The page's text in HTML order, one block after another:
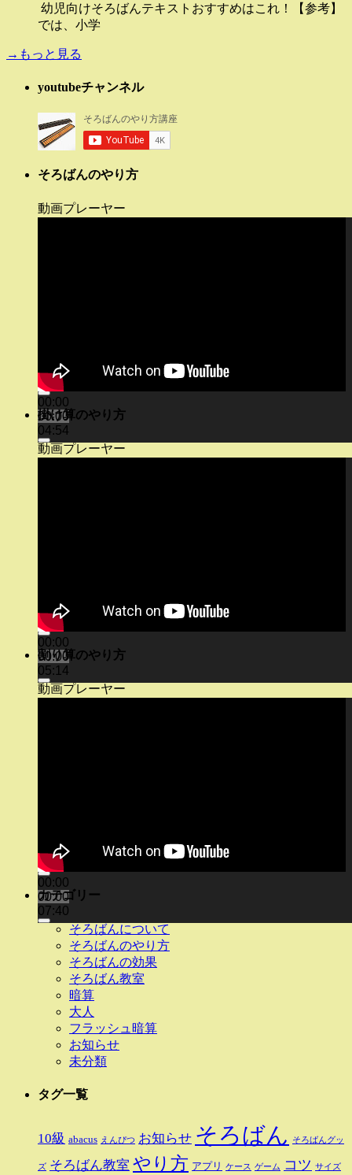
幼児向けそろばんテキストおすすめはこれ！【参考】
では、小学
→もっと見る
youtubeチャンネル
そろばんのやり方
動画プレーヤー
00:00
00:00
04:54
掛け算のやり方
動画プレーヤー
00:00
00:00
05:14
割り算のやり方
動画プレーヤー
00:00
00:00
07:40
カテゴリー
そろばんについて
そろばんのやり方
そろばんの効果
そろばん教室
暗算
大人
フラッシュ暗算
お知らせ
未分類
タグ一覧
10級 abacus えんぴつ お知らせ そろばん そろばんグッ
ズ そろばん教室 やり方 アプリ ケース ゲーム コツ サイズ